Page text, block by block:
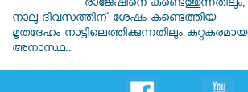
രാജേഷിനെ കണ്ടെത്തുന്നതിലും,
നാലു ദിവസത്തിന് ശേഷം കണ്ടെത്തിയ
മൃതദേഹം നാട്ടിലെത്തിക്കുന്നതിലും കുറ്റകരമായ
അനാസ്ഥ..